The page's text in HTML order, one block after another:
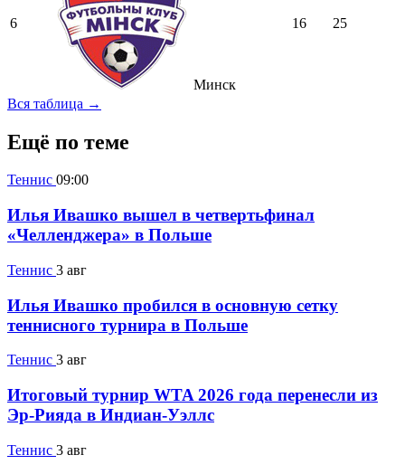
6
Минск
16 25
Вся таблица →
Ещё по теме
Теннис 09:00
Илья Ивашко вышел в четвертьфинал
«Челленджера» в Польше
Теннис 3 авг
Илья Ивашко пробился в основную сетку
теннисного турнира в Польше
Теннис 3 авг
Итоговый турнир WTA 2026 года перенесли из
Эр-Рияда в Индиан-Уэллс
Теннис 3 авг